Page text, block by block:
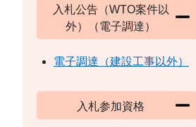
入札公告（WTO案件以
外）（電子調達）
電子調達（建設工事以外）
入札参加資格